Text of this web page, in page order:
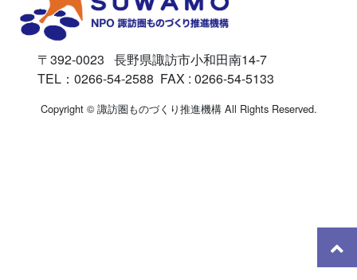
〒392-0023 長野県諏訪市小和田南14-7
TEL：0266-54-2588 FAX : 0266-54-5133
Copyright © 諏訪圏ものづくり推進機構 All Rights Reserved.